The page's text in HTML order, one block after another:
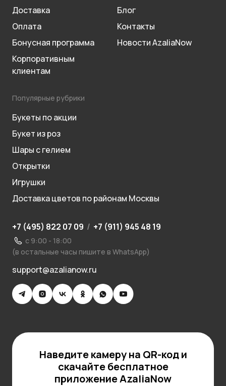
Доставка
Оплата
Бонусная программа
Корпоративным
клиентам
Блог
Контакты
Новости AzaliaNow
Популярные рубрики
Букеты по акции
Букет из роз
Шары с гелием
Открытки
Игрушки
Доставка цветов по районам Москвы
+7 (495) 822 07 09 / +7 (911) 945 48 19
с 9:00 - 18:00
(в остальные часы пишите в WhatsApp)
support@azalianow.ru
Наведите камеру на QR-код и
скачайте бесплатное
приложение AzaliaNow